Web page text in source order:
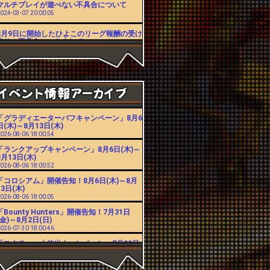
ルチプレイが遊べない不具合について
03-07 20:00:05
9日に開始したひよこのリーグ報酬の受け
りの不具合につきまして
ーズンのランキングの不具合について
04-19 15:36:02
24日に発生したリーグ報酬の受け取りと
ーダーボード表示の不具合につきまして
04-01 11:18:45
修正】コロシアムの報酬が受け取れない不
合について
11-18 18:00:14
ロシアムの報酬が受け取れない不具合につ
て
11-12 16:59:06
ペシャルチャレンジの不具合に対するお詫
につきまして
08-26 18:00:32
13日から8月16日まで発生したスペシャ
チャレンジボス報酬の不具合につきまして
08-16 16:00:43
末年始サポート休業のお知らせ
12-17 18:01:32
グラディエーターバフキャンペーン」8月6
(木)～8月13日(木)
08-06 18:00:54
ランクアップキャンペーン」8月6日(木)～
13日(木)
08-06 18:00:52
コロシアム」開催告知！8月6日(木)～8月
日(木)
08-06 18:00:05
Bounty Hunters」開催告知！7月31日
)～8月2日(日)
07-30 18:00:46
スタチュー大放出キャンペーン」7月30日
)～8月6日(木)
07-30 18:00:42